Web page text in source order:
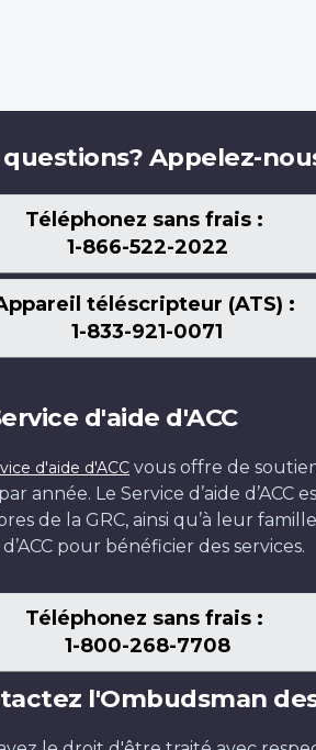
questions? Appelez-
Téléphonez sans frais :
1-866-522-2022
téléscripteur (ATS) :
1-833-921-0071
d'aide d'ACC
d'aide d'ACC vous offre de
année. Le Service d’aide
de la GRC, ainsi qu’à leur
pour bénéficier des services.
Téléphonez sans frais :
1-800-268-7708
l'Ombudsman